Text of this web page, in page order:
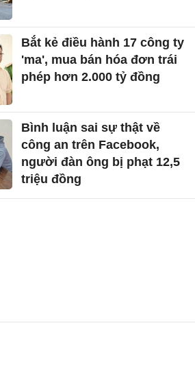
Bắt kẻ điều hành 17 công ty
'ma', mua bán hóa đơn trái
phép hơn 2.000 tỷ đồng
Bình luận sai sự thật về
công an trên Facebook,
người đàn ông bị phạt 12,5
triệu đồng